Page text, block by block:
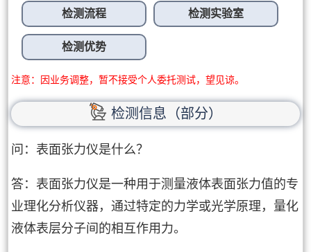
检测流程 检测实验室
检测优势
注意：因业务调整，暂不接受个人委托测试，望见谅。
检测信息（部分）
问：表面张力仪是什么？
答：表面张力仪是一种用于测量液体表面张力值的专
业理化分析仪器，通过特定的力学或光学原理，量化
液体表层分子间的相互作用力。